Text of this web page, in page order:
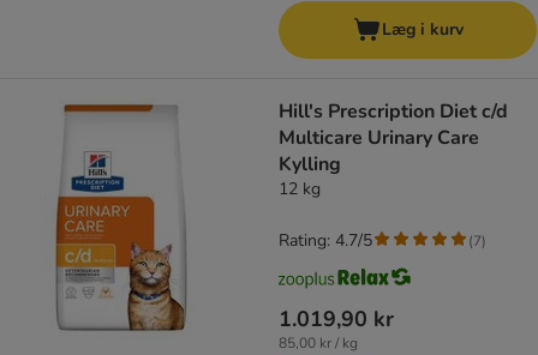
Læg i kurv
Hill's Prescription Diet c/d
Multicare Urinary Care
Kylling
12 kg
1.019,90 kr
85,00 kr / kg
Rating: 4.7/5 (7)